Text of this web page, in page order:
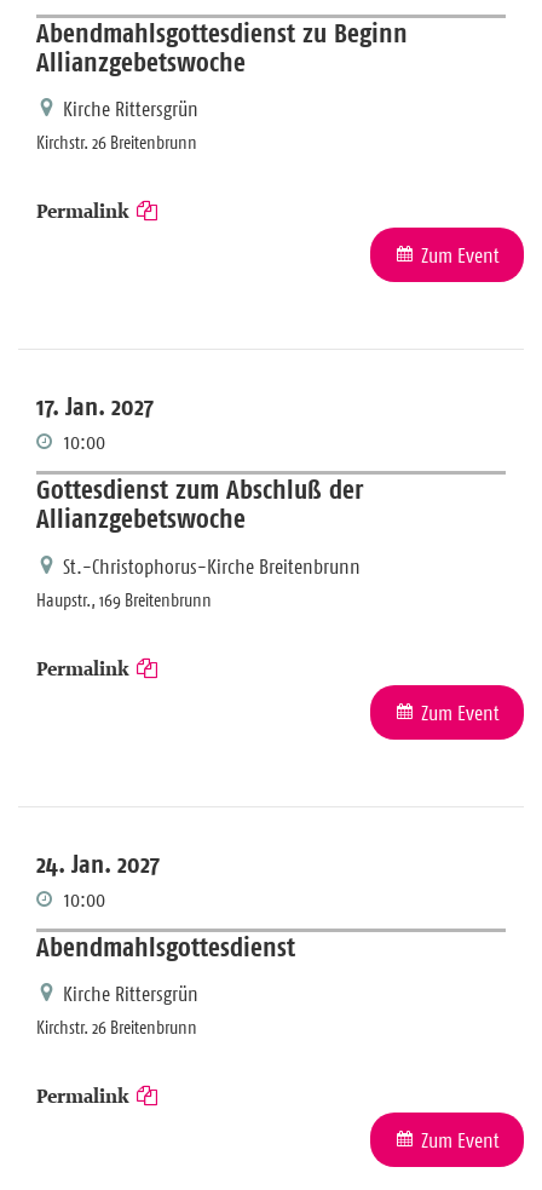
Abendmahlsgottesdienst zu Beginn
Allianzgebetswoche
Kirche Rittersgrün
Kirchstr. 26 Breitenbrunn
Permalink
Zum Event
17. Jan. 2027
10:00
Gottesdienst zum Abschluß der
Allianzgebetswoche
St.-Christophorus-Kirche Breitenbrunn
Haupstr., 169 Breitenbrunn
Permalink
Zum Event
24. Jan. 2027
10:00
Abendmahlsgottesdienst
Kirche Rittersgrün
Kirchstr. 26 Breitenbrunn
Permalink
Zum Event